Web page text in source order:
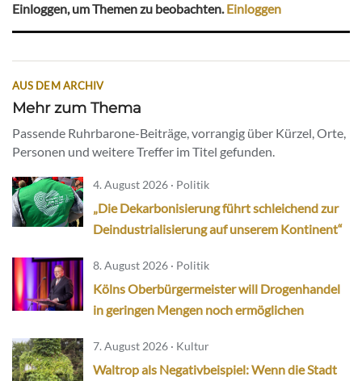
Einloggen, um Themen zu beobachten.Einloggen
AUS DEM ARCHIV
Mehr zum Thema
Passende Ruhrbarone-Beiträge, vorrangig über Kürzel, Orte,
Personen und weitere Treffer im Titel gefunden.
4. August 2026 · Politik
„Die Dekarbonisierung führt schleichend zur
Deindustrialisierung auf unserem Kontinent“
8. August 2026 · Politik
Kölns Oberbürgermeister will Drogenhandel
in geringen Mengen noch ermöglichen
7. August 2026 · Kultur
Waltrop als Negativbeispiel: Wenn die Stadt